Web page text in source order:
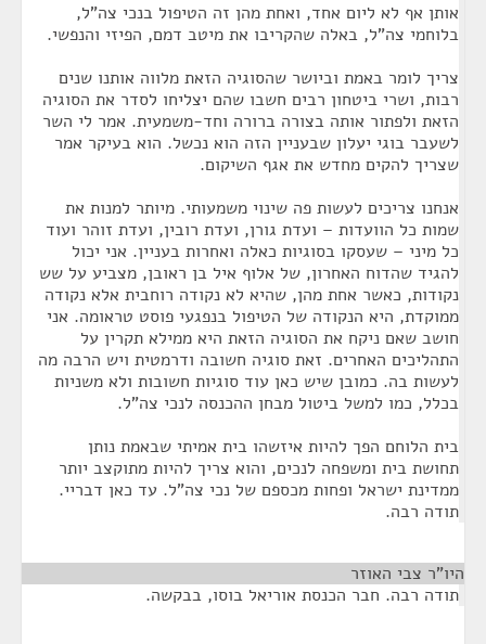
אותן אף לא ליום אחד, ואחת מהן זה הטיפול בנכי צה"ל,
בלוחמי צה"ל, באלה שהקריבו את מיטב דמם, הפיזי והנפשי.
צריך לומר באמת וביושר שהסוגיה הזאת מלווה אותנו שנים
רבות, ושרי ביטחון רבים חשבו שהם יצליחו לסדר את הסוגיה
הזאת ולפתור אותה בצורה ברורה וחד-משמעית. אמר לי השר
לשעבר בוגי יעלון שבעניין הזה הוא נכשל. הוא בעיקר אמר
שצריך להקים מחדש את אגף השיקום.
אנחנו צריכים לעשות פה שינוי משמעותי. מיותר למנות את
שמות כל הוועדות – ועדת גורן, ועדת רובין, ועדת זוהר ועוד
כל מיני – שעסקו בסוגיות כאלה ואחרות בעניין. אני יכול
להגיד שהדוח האחרון, של אלוף איל בן ראובן, מצביע על שש
נקודות, כאשר אחת מהן, שהיא לא נקודה רוחבית אלא נקודה
ממוקדת, היא הנקודה של הטיפול בנפגעי פוסט טראומה. אני
חושב שאם ניקח את הסוגיה הזאת היא ממילא תקרין על
התהליכים האחרים. זאת סוגיה חשובה ודרמטית ויש הרבה מה
לעשות בה. כמובן שיש כאן עוד סוגיות חשובות ולא משניות
בכלל, כמו למשל ביטול מבחן ההכנסה לנכי צה"ל.
בית הלוחם הפך להיות איזשהו בית אמיתי שבאמת נותן
תחושת בית ומשפחה לנכים, והוא צריך להיות מתוקצב יותר
ממדינת ישראל ופחות מכספם של נכי צה"ל. עד כאן דבריי.
תודה רבה.
היו"ר צבי האוזר
תודה רבה. חבר הכנסת אוריאל בוסו, בבקשה.